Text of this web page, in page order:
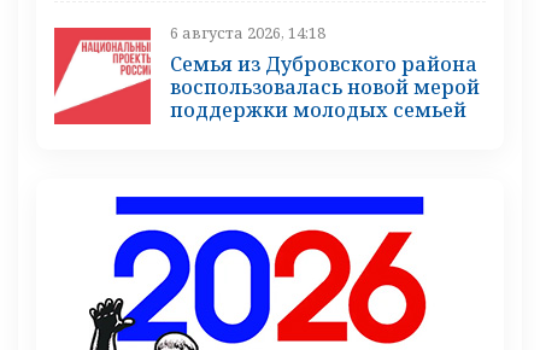
6 августа 2026, 14:18
Семья из Дубровского района
воспользовалась новой мерой
поддержки молодых семьей